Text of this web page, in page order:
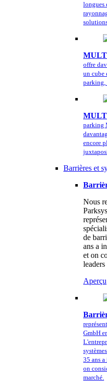
longues
offre
un cube
parking,
parking
encore
Barrières et
Nous
de
ans a
et on
Aperçu
GmbH
35 ans
on
marché.